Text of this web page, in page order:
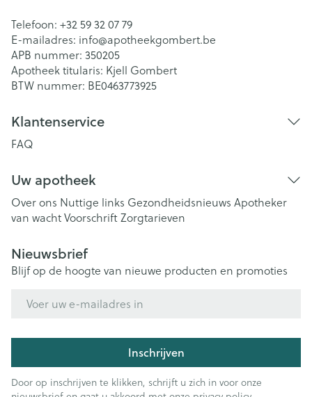
Telefoon: +32 59 32 07 79
E-mailadres: info@apotheekgombert.be
APB nummer: 350205
Apotheek titularis: Kjell Gombert
BTW nummer: BE0463773925
Klantenservice
FAQ
Uw apotheek
Over ons Nuttige links Gezondheidsnieuws Apotheker
van wachtVoorschriftZorgtarieven
Nieuwsbrief
Blijf op de hoogte van nieuwe producten en promoties
Inschrijven
Door op inschrijven te klikken, schrijft u zich in voor onze